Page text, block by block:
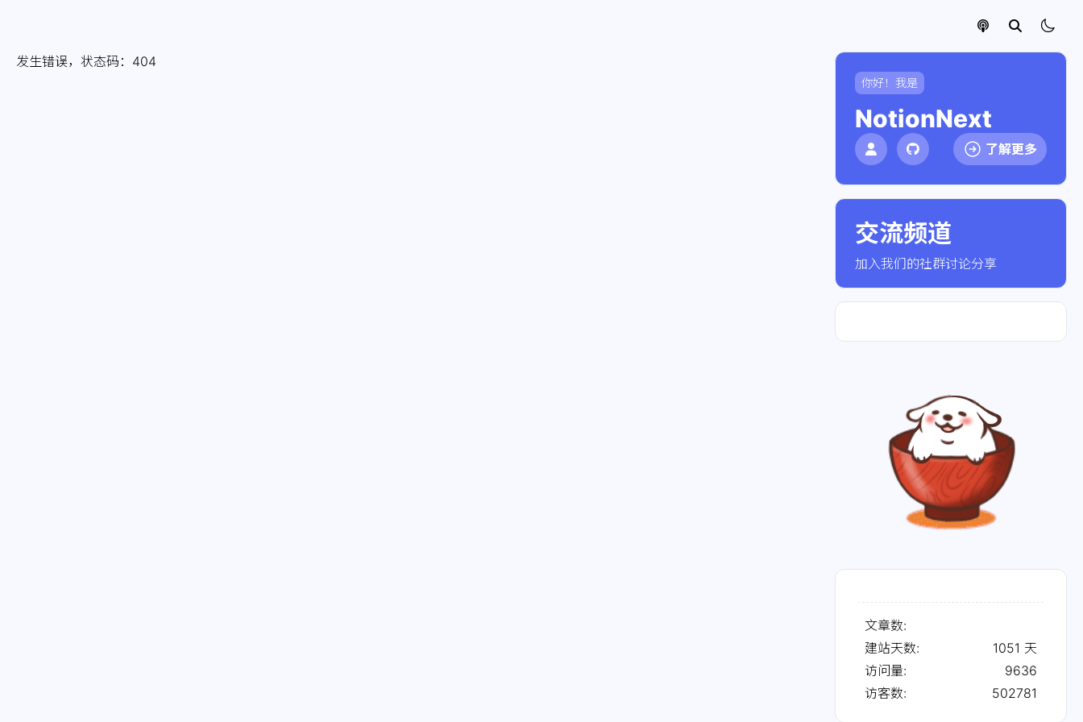
发生错误，状态码： 404
你好！我是
NotionNext
了解更多
交流频道
加入我们的社群讨论分享
点击加入社群
文章数:
建站天数:
1051 天
访问量:
9636
访客数:
502781